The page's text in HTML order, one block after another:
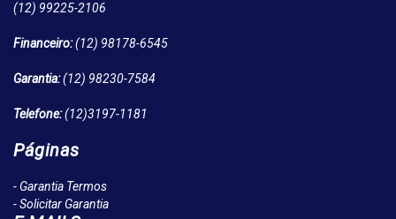
(12) 99225-2106
Financeiro:(12) 98178-6545
Garantia:(12) 98230-7584
Telefone:(12)3197-1181
Páginas
- Garantia Termos
- Solicitar Garantia